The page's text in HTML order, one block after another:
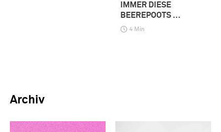
IMMER DIESE
BEEREPOOTS …
4 Min
Archiv